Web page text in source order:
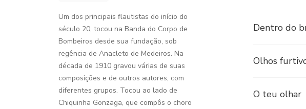
Um dos principais flautistas do início do
século 20, tocou na Banda do Corpo de
Bombeiros desde sua fundação, sob
regência de Anacleto de Medeiros. Na
década de 1910 gravou várias de suas
composições e de outros autores, com
diferentes grupos. Tocou ao lado de
Chiquinha Gonzaga, que compôs o choro
Dentro do
Olhos
O teu olhar